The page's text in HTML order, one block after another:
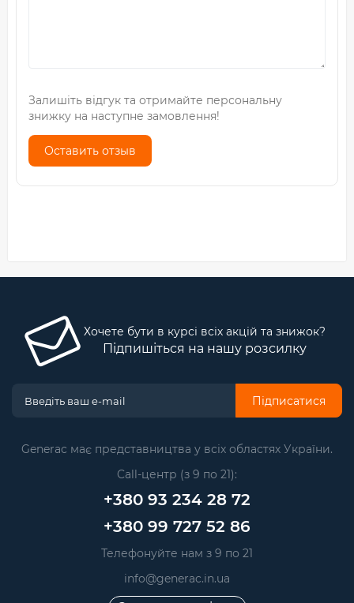
Залишіть відгук та отримайте персональну
знижку на наступне замовлення!
Оставить отзыв
Хочете бути в курсі всіх акцій та знижок?
Підпишіться на нашу розсилку
Підписатися
Generac має представництва у всіх областях України.
Call-центр (з 9 по 21):
+380 93 234 28 72
+380 99 727 52 86
Телефонуйте нам з 9 по 21
info@generac.in.ua